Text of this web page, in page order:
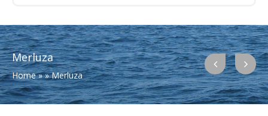
Merluza
Home » »Merluza